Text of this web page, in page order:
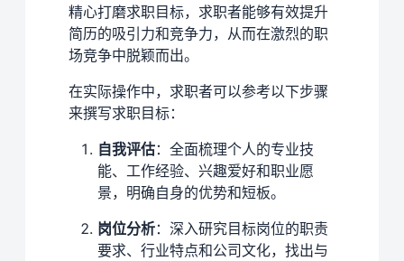
精心打磨求职目标，求职者能够有效提升
简历的吸引力和竞争力，从而在激烈的职
场竞争中脱颖而出。
在实际操作中，求职者可以参考以下步骤
来撰写求职目标：
自我评估：全面梳理个人的专业技
能、工作经验、兴趣爱好和职业愿
景，明确自身的优势和短板。
岗位分析：深入研究目标岗位的职责
要求、行业特点和公司文化，找出与